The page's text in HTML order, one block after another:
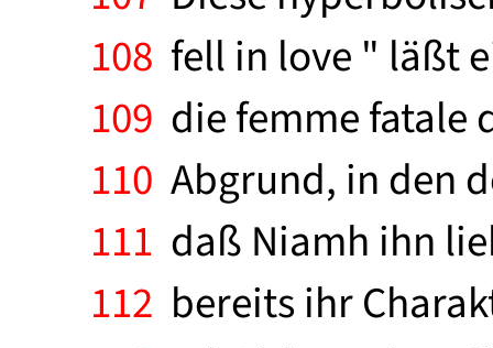
108 fell in love " läßt
109 die femme fatale
110 Abgrund, in den
111 daß Niamh ihn
112 bereits ihr